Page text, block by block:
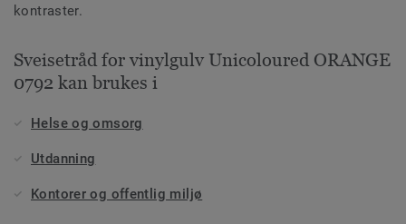
kontraster.
Sveisetråd for vinylgulv Unicoloured ORANGE
0792 kan brukes i
Helse og omsorg
Utdanning
Kontorer og offentlig miljø